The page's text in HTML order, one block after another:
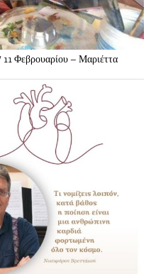
Φεβρουαρίου – Μαριέττα